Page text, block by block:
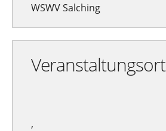
WSWV Salching
Veranstaltungsort
,